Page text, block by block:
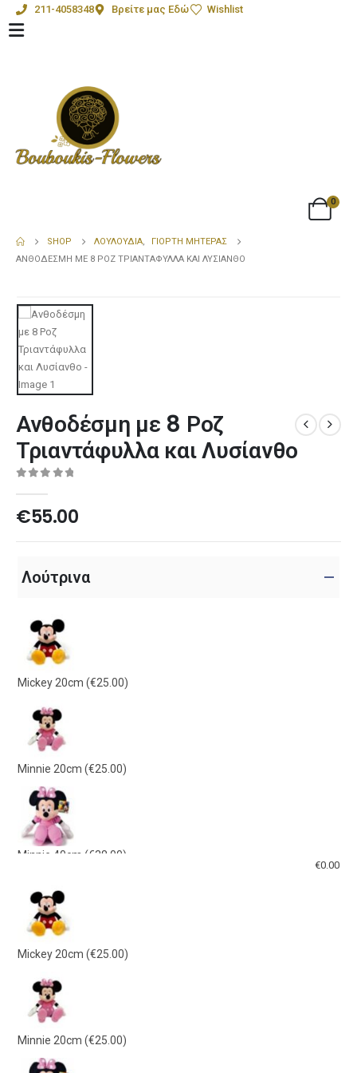
211-4058348 Βρείτε μας Εδώ Wishlist
0
SHOP ΛΟΥΛΟΎΔΙΑ,
ΓΙΟΡΤΉ ΜΗΤΈΡΑΣ
ΑΝΘΟΔΈΣΜΗ ΜΕ 8 ΡΟΖ ΤΡΙΑΝΤΆΦΥΛΛΑ ΚΑΙ ΛΥΣΊΑΝΘΟ
Ανθοδέσμη με 8 Ροζ
Τριαντάφυλλα και Λυσίανθο
€55.00
Λούτρινα
Mickey 20cm (€25.00)
Minnie 20cm (€25.00)
Minnie 40cm (€38.00)
Mickey 40cm
Γαλάζιο Λούτρινο 21εκ
€0.00
Mickey 20cm (€25.00)
Minnie 20cm (€25.00)